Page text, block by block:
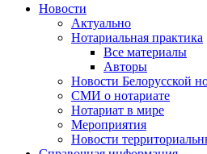
Новости
Актуально
Нотариальная практика
Все материалы
Авторы
Новости Белорусской
СМИ о нотариате
Нотариат в мире
Мероприятия
Новости